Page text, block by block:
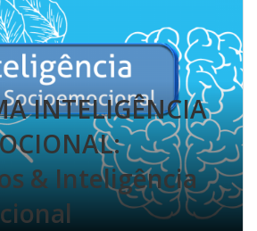
INTELIGÊNCIA
& Inteligência